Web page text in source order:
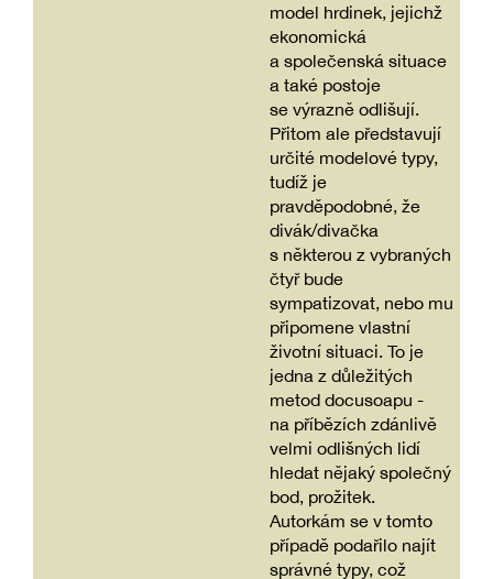
model hrdinek, jejichž
ekonomická
a společenská situace
a také postoje
se výrazně odlišují.
Přitom ale představují
určité modelové typy,
tudíž je
pravděpodobné, že
divák/divačka
s některou z vybraných
čtyř bude
sympatizovat, nebo mu
připomene vlastní
životní situaci. To je
jedna z důležitých
metod docusoapu -
na příbězích zdánlivě
velmi odlišných lidí
hledat nějaký společný
bod, prožitek.
Autorkám se v tomto
případě podařilo najít
správné typy, což